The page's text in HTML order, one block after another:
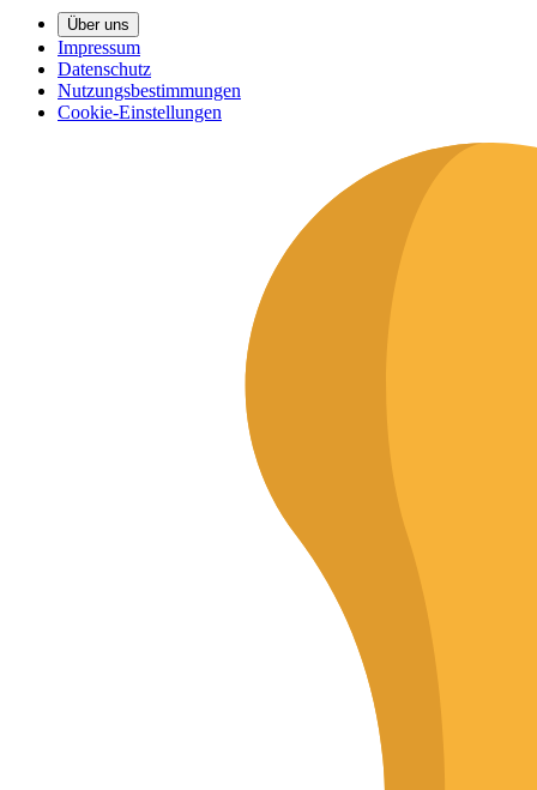
Über uns
Impressum
Datenschutz
Nutzungsbestimmungen
Cookie-Einstellungen